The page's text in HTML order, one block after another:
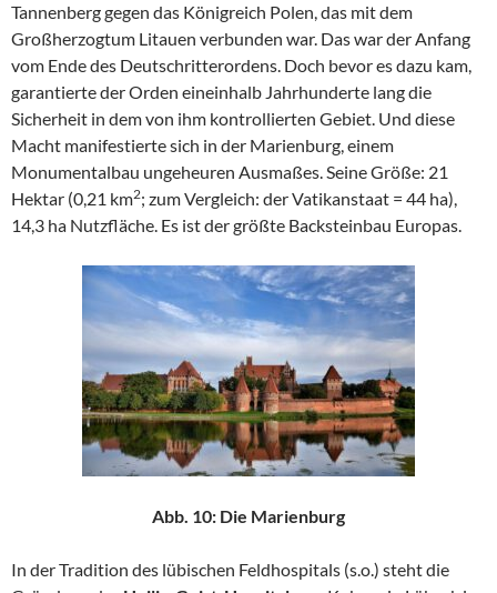
Tannenberg gegen das Königreich Polen, das mit dem
Großherzogtum Litauen verbunden war. Das war der Anfang
vom Ende des Deutschritterordens. Doch bevor es dazu kam,
garantierte der Orden eineinhalb Jahrhunderte lang die
Sicherheit in dem von ihm kontrollierten Gebiet. Und diese
Macht manifestierte sich in der Marienburg, einem
Monumentalbau ungeheuren Ausmaßes. Seine Größe: 21
Hektar (0,21 km2; zum Vergleich: der Vatikanstaat = 44 ha),
14,3 ha Nutzfläche. Es ist der größte Backsteinbau Europas.
Abb. 10: Die Marienburg
In der Tradition des lübischen Feldhospitals (s.o.) steht die